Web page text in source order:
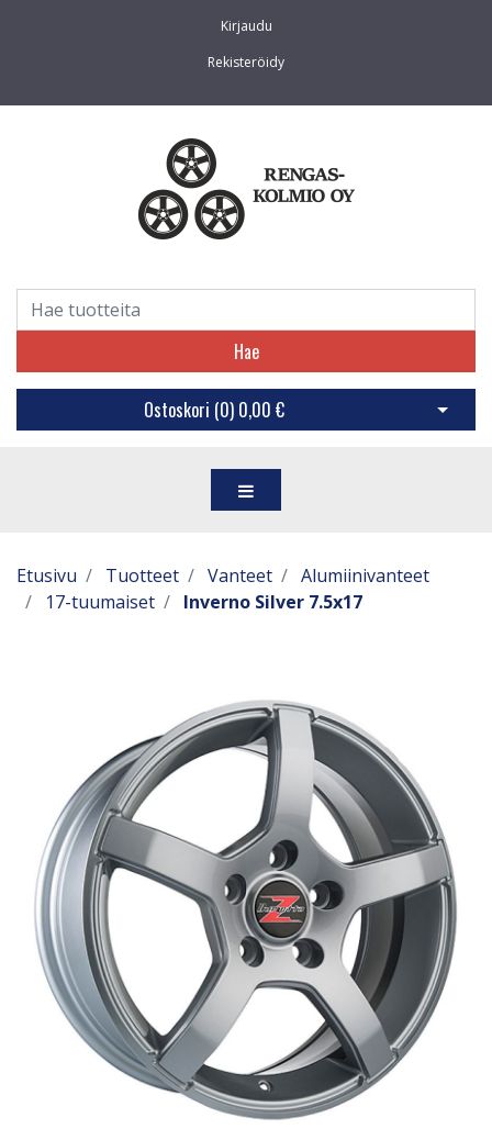
Kirjaudu
Rekisteröidy
Hae
Ostoskori (0) 0,00 € Avaa
Etusivu Tuotteet Vanteet
Alumiinivanteet
17-tuumaiset
Inverno Silver 7.5x17